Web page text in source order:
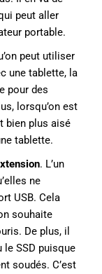
peut aller
portable.
peut utiliser
une tablette, la
pour des
lorsqu’on est
bien plus aisé
tablette.
. L’un
ne
USB. Cela
souhaite
De plus, il
le SSD puisque
soudés. C’est